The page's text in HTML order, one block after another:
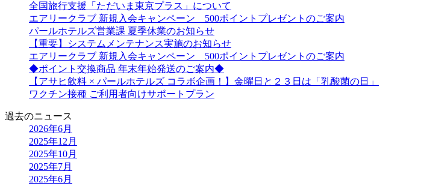
全国旅行支援「ただいま東京プラス」について
エアリークラブ 新規入会キャンペーン 500ポイントプレゼントのご案内
パールホテルズ営業課 夏季休業のお知らせ
【重要】システムメンテナンス実施のお知らせ
エアリークラブ 新規入会キャンペーン 500ポイントプレゼントのご案内
◆ポイント交換商品 年末年始発送のご案内◆
【アサヒ飲料 × パールホテルズ コラボ企画！】金曜日と２３日は「乳酸菌の日」
ワクチン接種 ご利用者向けサポートプラン
過去のニュース
2026年6月
2025年12月
2025年10月
2025年7月
2025年6月